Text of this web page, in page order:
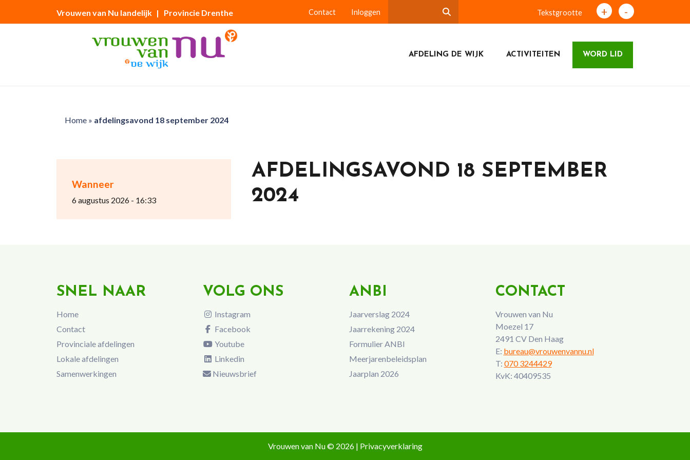
Vrouwen van Nu landelijk | Provincie Drenthe Contact Inloggen Tekstgrootte + -
AFDELING DE WIJK ACTIVITEITEN WORD LID
Home» afdelingsavond 18 september 2024
Wanneer
6 augustus 2026 - 16:33
AFDELINGSAVOND 18 SEPTEMBER
2024
SNEL NAAR
Home
Contact
Provinciale afdelingen
Lokale afdelingen
Samenwerkingen
VOLG ONS
Instagram
Facebook
Youtube
Linkedin
Nieuwsbrief
ANBI
Jaarverslag 2024
Jaarrekening 2024
Formulier ANBI
Meerjarenbeleidsplan
Jaarplan 2026
CONTACT
Vrouwen van Nu
Moezel 17
2491 CV Den Haag
E: bureau@vrouwenvannu.nl
T: 070 3244429
KvK: 40409535
Vrouwen van Nu © 2026 | Privacyverklaring